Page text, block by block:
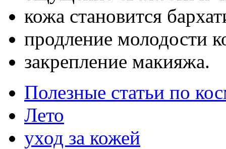
кожа становится
продление молодости
закрепление макияжа.
Полезные статьи по
Лето
уход за кожей